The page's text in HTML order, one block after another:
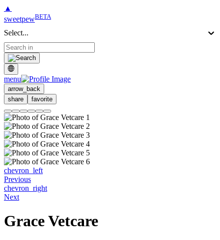
▲
sweetpewBETA
Select...
menu
arrow_back
share
favorite
chevron_left
Previous
chevron_right
Next
Grace Vetcare